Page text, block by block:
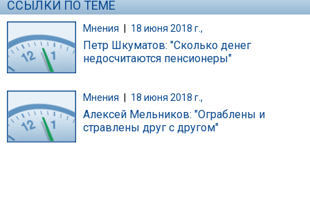
ССЫЛКИ ПО ТЕМЕ
Мнения | 18 июня 2018 г.,
Петр Шкуматов: "Сколько денег
недосчитаются пенсионеры"
Мнения 18 июня 2018 г.,
Алексей Мельников: "Ограблены и
стравлены друг с другом"